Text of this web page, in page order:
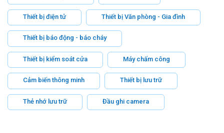
Thiết bị điện tử Thiết bị Văn phòng - Gia đình
Thiết bị báo động - báo cháy
Thiết bị kiểm soát cửa Máy chấm công
Cảm biến thông minh Thiết bị lưu trữ
Thẻ nhớ lưu trữ Đầu ghi camera